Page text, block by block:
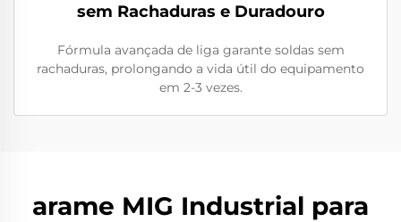
sem Rachaduras e Duradouro
Fórmula avançada de liga garante soldas sem
rachaduras, prolongando a vida útil do equipamento
em 2-3 vezes.
arame MIG Industrial para